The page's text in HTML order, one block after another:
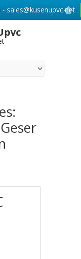
sales@kusenupvc.net